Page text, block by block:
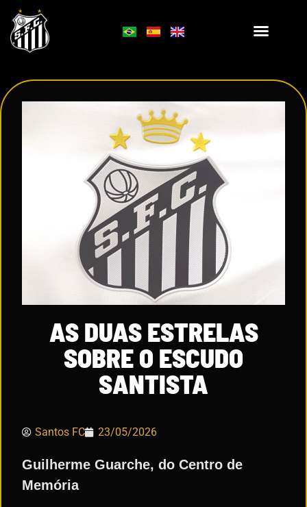
AS DUAS ESTRELAS
SOBRE O ESCUDO
SANTISTA
Santos FC 23/05/2026
Guilherme Guarche, do Centro de
Memória